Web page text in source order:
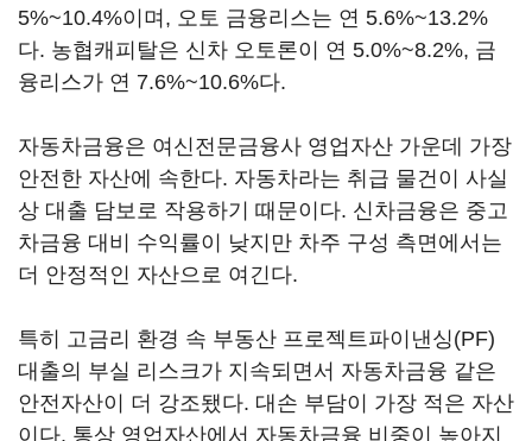
5%~10.4%이며, 오토 금융리스는 연 5.6%~13.2%
다. 농협캐피탈은 신차 오토론이 연 5.0%~8.2%, 금
융리스가 연 7.6%~10.6%다.
자동차금융은 여신전문금융사 영업자산 가운데 가장
안전한 자산에 속한다. 자동차라는 취급 물건이 사실
상 대출 담보로 작용하기 때문이다. 신차금융은 중고
차금융 대비 수익률이 낮지만 차주 구성 측면에서는
더 안정적인 자산으로 여긴다.
특히 고금리 환경 속 부동산 프로젝트파이낸싱(PF)
대출의 부실 리스크가 지속되면서 자동차금융 같은
안전자산이 더 강조됐다. 대손 부담이 가장 적은 자산
이다. 통상 영업자산에서 자동차금융 비중이 높아지